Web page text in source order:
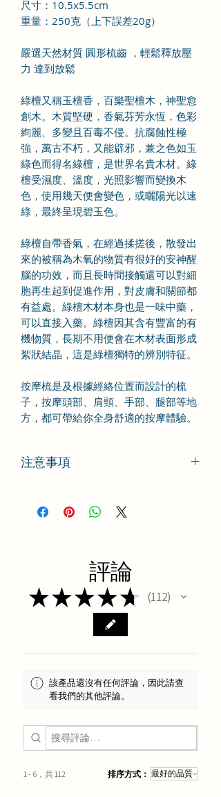
尺寸：10.5x5.5cm
重量：250克（上下誤差20g）
嚴選天然材質 圓形梳齒 ，輕鬆釋放壓
力 達到放鬆
綠檀又稱玉檀香，百樂聖檀木，神聖愈
創木。木質堅硬，香氣芬芳永恆，色彩
絢麗、多變且百毒不侵。抗腐蝕性極
強，萬古不朽，又能辟邪，兼之色如玉
綠色而得名綠檀，是世界名貴木材。綠
檀受濕度、溫度，光照影響而變換木
色，使用幾天便會變色，或曬陽光以速
綠，最終呈現碧玉色。
綠檀自帶香氣，在經過揉搓後，散發出
來的被稱為木氧的物質有很好的安神醒
腦的功效，而且長時間接觸還可以對細
胞再生起到促進作用，對皮膚和關節都
有益處。綠檀木材本身也是一味中藥，
可以直接入藥。綠檀因其含有豐富的有
機物質，長期不用便會在木材表面形成
絮狀結晶，這是綠檀獨特的辨別特征。
按摩梳是及根據經絡位置而設計的梳
子，按摩頭部、肩頸、手部、腿部等地
方，都可帶給你全身舒適的按摩體驗。
注意事項
用，因是天然綠檀原木純手工製作，每
個都有獨特的天然差異性，散發原木淡
落差，謝謝您的支持。
因天氣乾燥,木製品不可碰水及高溫曝曬
陽光，請置於陰涼通風處，避免長時間
日光直射、遠離火源、避免長時間置於
潮濕處、或溫差大的地方，及請勿給孩
童自行取用易出現裂紋,使用完後可以袋
按摩器使用時，可全身按摩請依個人情
中若感不適，請立即停止使用。
評論
★★★★★ 112
112
該產品還沒有任何評論，因此請查
看我們的其他評論。
1 - 6，共 112 排序方式：